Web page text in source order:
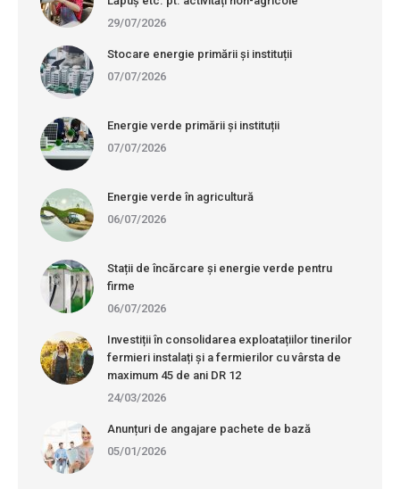
29/07/2026
Stocare energie primării și instituții
07/07/2026
Energie verde primării și instituții
07/07/2026
Energie verde în agricultură
06/07/2026
Stații de încărcare și energie verde pentru
firme
06/07/2026
Investiții în consolidarea exploatațiilor tinerilor
fermieri instalați și a fermierilor cu vârsta de
maximum 45 de ani DR 12
24/03/2026
Anunțuri de angajare pachete de bază
05/01/2026